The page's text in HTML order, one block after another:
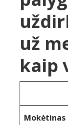
už
kaip
Mokėtinas